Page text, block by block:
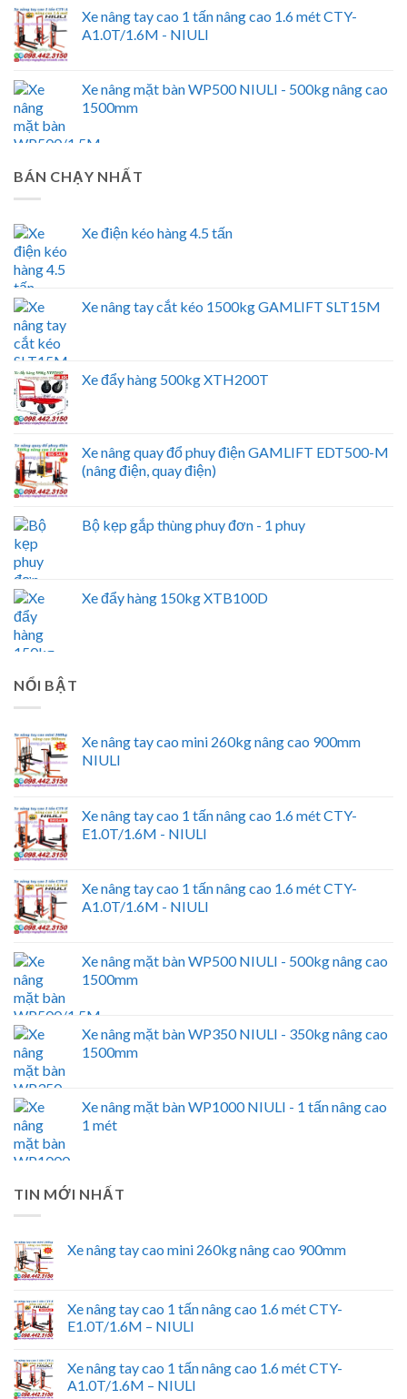
Xe nâng tay cao 1 tấn nâng cao 1.6 mét CTY-
A1.0T/1.6M - NIULI
Xe nâng mặt bàn WP500 NIULI - 500kg nâng cao
1500mm
BÁN CHẠY NHẤT
Xe điện kéo hàng 4.5 tấn
Xe nâng tay cắt kéo 1500kg GAMLIFT SLT15M
Xe đẩy hàng 500kg XTH200T
Xe nâng quay đổ phuy điện GAMLIFT EDT500-M
(nâng điện, quay điện)
Bộ kẹp gắp thùng phuy đơn - 1 phuy
Xe đẩy hàng 150kg XTB100D
NỔI BẬT
Xe nâng tay cao mini 260kg nâng cao 900mm
NIULI
Xe nâng tay cao 1 tấn nâng cao 1.6 mét CTY-
E1.0T/1.6M - NIULI
Xe nâng tay cao 1 tấn nâng cao 1.6 mét CTY-
A1.0T/1.6M - NIULI
Xe nâng mặt bàn WP500 NIULI - 500kg nâng cao
1500mm
Xe nâng mặt bàn WP350 NIULI - 350kg nâng cao
1500mm
Xe nâng mặt bàn WP1000 NIULI - 1 tấn nâng cao
1 mét
TIN MỚI NHẤT
Xe nâng tay cao mini 260kg nâng cao 900mm
Xe nâng tay cao 1 tấn nâng cao 1.6 mét CTY-
E1.0T/1.6M – NIULI
Xe nâng tay cao 1 tấn nâng cao 1.6 mét CTY-
A1.0T/1.6M – NIULI